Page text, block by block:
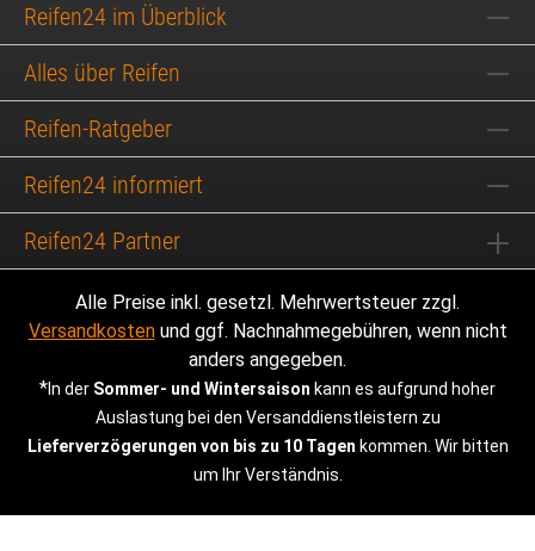
Reifen24 im Überblick
Alles über Reifen
Reifen-Ratgeber
Reifen24 informiert
Reifen24 Partner
Alle Preise inkl. gesetzl. Mehrwertsteuer zzgl.
Versandkostenund ggf. Nachnahmegebühren, wenn nicht
anders angegeben.
*In der Sommer- und Wintersaison kann es aufgrund hoher
Auslastung bei den Versanddienstleistern zu
Lieferverzögerungen von bis zu 10 Tagen kommen. Wir bitten
um Ihr Verständnis.